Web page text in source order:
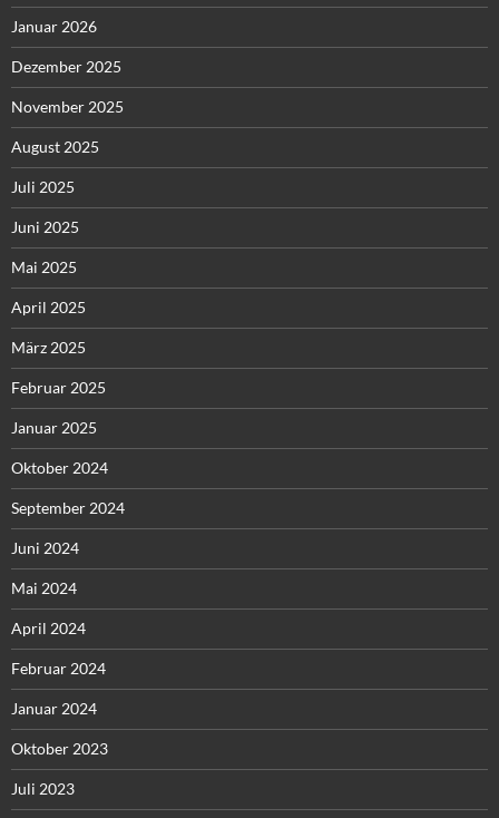
Januar 2026
Dezember 2025
November 2025
August 2025
Juli 2025
Juni 2025
Mai 2025
April 2025
März 2025
Februar 2025
Januar 2025
Oktober 2024
September 2024
Juni 2024
Mai 2024
April 2024
Februar 2024
Januar 2024
Oktober 2023
Juli 2023